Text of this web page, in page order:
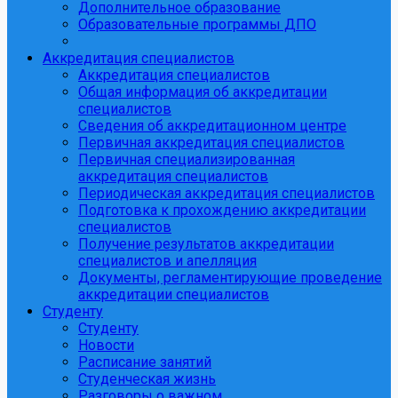
Дополнительное образование
Образовательные программы ДПО
Аккредитация специалистов
Аккредитация специалистов
Общая информация об аккредитации
специалистов
Сведения об аккредитационном центре
Первичная аккредитация специалистов
Первичная специализированная
аккредитация специалистов
Периодическая аккредитация специалистов
Подготовка к прохождению аккредитации
специалистов
Получение результатов аккредитации
специалистов и апелляция
Документы, регламентирующие проведение
аккредитации специалистов
Студенту
Студенту
Новости
Расписание занятий
Студенческая жизнь